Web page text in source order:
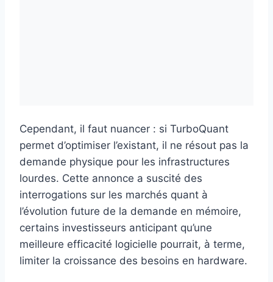
Cependant, il faut nuancer : si TurboQuant
permet d’optimiser l’existant, il ne résout pas la
demande physique pour les infrastructures
lourdes. Cette annonce a suscité des
interrogations sur les marchés quant à
l’évolution future de la demande en mémoire,
certains investisseurs anticipant qu’une
meilleure efficacité logicielle pourrait, à terme,
limiter la croissance des besoins en hardware.